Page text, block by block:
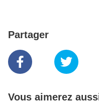
Partager
Vous aimerez